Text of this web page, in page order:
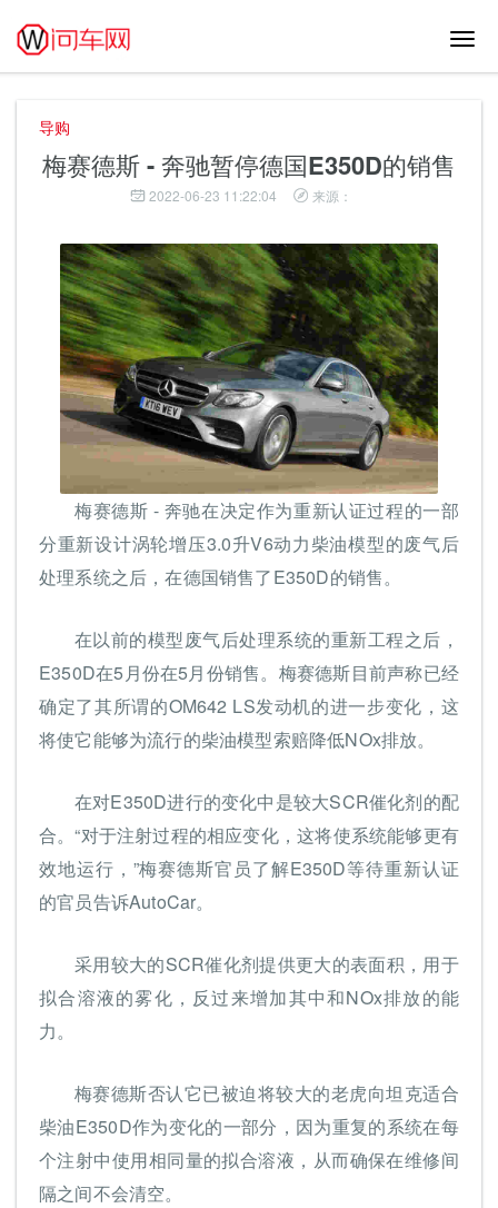
切
导购
梅赛德斯 - 奔驰暂停德国E350D的销售
2022-06-23 11:22:04 来源：
梅赛德斯 - 奔驰在决定作为重新认证过程的一部
分重新设计涡轮增压3.0升V6动力柴油模型的废气后
处理系统之后，在德国销售了E350D的销售。
在以前的模型废气后处理系统的重新工程之后，
E350D在5月份在5月份销售。梅赛德斯目前声称已经
确定了其所谓的OM642 LS发动机的进一步变化，这
将使它能够为流行的柴油模型索赔降低NOx排放。
在对E350D进行的变化中是较大SCR催化剂的配
合。“对于注射过程的相应变化，这将使系统能够更有
效地运行，”梅赛德斯官员了解E350D等待重新认证
的官员告诉AutoCar。
采用较大的SCR催化剂提供更大的表面积，用于
拟合溶液的雾化，反过来增加其中和NOx排放的能
力。
梅赛德斯否认它已被迫将较大的老虎向坦克适合
柴油E350D作为变化的一部分，因为重复的系统在每
个注射中使用相同量的拟合溶液，从而确保在维修间
隔之间不会清空。